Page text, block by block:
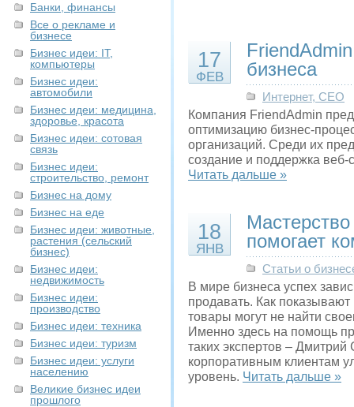
Банки, финансы
Все о рекламе и
бизнесе
Бизнес идеи: IT,
компьютеры
Бизнес идеи:
автомобили
Бизнес идеи: медицина,
здоровье, красота
Бизнес идеи: сотовая
связь
Бизнес идеи:
строительство, ремонт
Бизнес на дому
Бизнес на еде
Бизнес идеи: животные,
растения (сельский
бизнес)
Бизнес идеи:
недвижимость
Бизнес идеи:
производство
Бизнес идеи: техника
Бизнес идеи: туризм
Бизнес идеи: услуги
населению
Великие бизнес идеи
прошлого
17
ФЕВ
бизнеса
Интернет, СЕО
Компания FriendAdmin
оптимизацию бизнес-
организаций. Среди их
создание и поддержка веб-
Читать дальше »
18
ЯНВ
помогает
Статьи о
В мире бизнеса успех
продавать. Как
товары могут не найти
Именно здесь на помощь
таких экспертов –
корпоративным клиентам
уровень. Читать дальше »